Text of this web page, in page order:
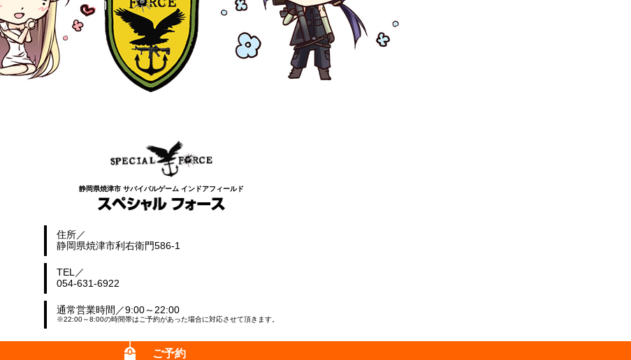
ご予約
静岡県焼津市 サバイバルゲーム インドアフィールド
住所
静岡県焼津市利右衛門586-1
TEL
054-631-6922
通常営業時間 9:00～22:00
※22:00～8:00の時間帯はご予約があった場合に対応させて頂きます。